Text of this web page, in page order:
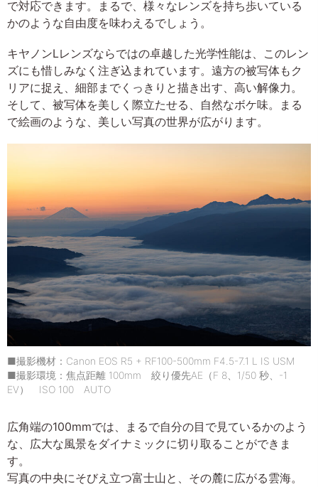
で対応できます。まるで、様々なレンズを持ち歩いている
かのような自由度を味わえるでしょう。
キヤノンLレンズならではの卓越した光学性能は、このレン
ズにも惜しみなく注ぎ込まれています。遠方の被写体もク
リアに捉え、細部までくっきりと描き出す、高い解像力。
そして、被写体を美しく際立たせる、自然なボケ味。まる
で絵画のような、美しい写真の世界が広がります。
■撮影機材：Canon EOS R5 + RF100-500mm F4.5-7.1 L IS USM
■撮影環境：焦点距離 100mm 絞り優先AE（F 8、1/50 秒、-1
EV） ISO 100 AUTO
広角端の100mmでは、まるで自分の目で見ているかのよう
な、広大な風景をダイナミックに切り取ることができま
す。
写真の中央にそびえ立つ富士山と、その麓に広がる雲海。